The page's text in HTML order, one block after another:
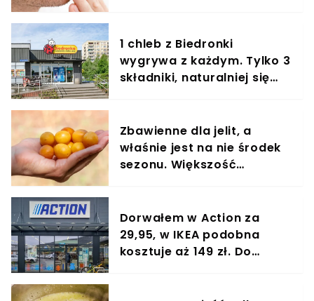
1 chleb z Biedronki
wygrywa z każdym. Tylko 3
składniki, naturalniej się
Zbawienne dla jelit, a
właśnie jest na nie środek
sezonu. Większość
Dorwałem w Action za
29,95, w IKEA podobna
kosztuje aż 149 zł. Do